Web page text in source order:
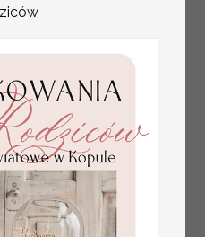
Promocja:
2.56 PLN/3.20 PLN